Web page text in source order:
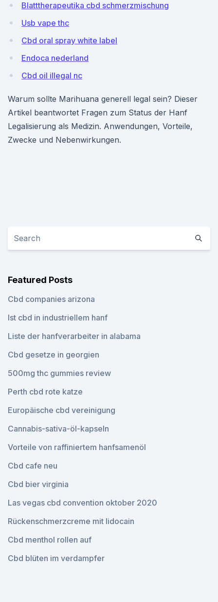
Blatttherapeutika cbd schmerzmischung
Usb vape thc
Cbd oral spray white label
Endoca nederland
Cbd oil illegal nc
Warum sollte Marihuana generell legal sein? Dieser
Artikel beantwortet Fragen zum Status der Hanf
Legalisierung als Medizin. Anwendungen, Vorteile,
Zwecke und Nebenwirkungen.
Featured Posts
Cbd companies arizona
Ist cbd in industriellem hanf
Liste der hanfverarbeiter in alabama
Cbd gesetze in georgien
500mg thc gummies review
Perth cbd rote katze
Europäische cbd vereinigung
Cannabis-sativa-öl-kapseln
Vorteile von raffiniertem hanfsamenöl
Cbd cafe neu
Cbd bier virginia
Las vegas cbd convention oktober 2020
Rückenschmerzcreme mit lidocain
Cbd menthol rollen auf
Cbd blüten im verdampfer